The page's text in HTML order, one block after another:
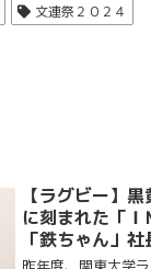
文連祭２０２４
【ラグビー】
に刻まれた「
「鉄ちゃん」
めり込んだ理由